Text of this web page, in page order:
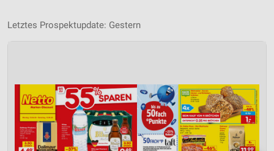
Letztes Prospektupdate: Gestern